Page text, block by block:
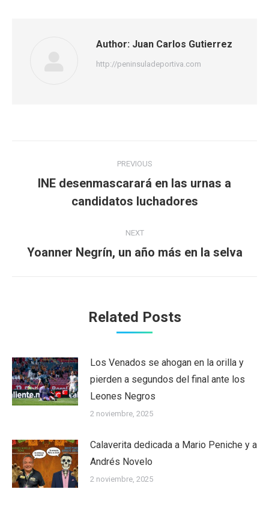
Author: Juan Carlos Gutierrez
http://peninsuladeportiva.com
navigation
PREVIOUS
Previous
post:
INE desenmascarará en las urnas a
candidatos luchadores
NEXT
Next
Yoanner Negrín, un año más en la selva
Related Posts
Los Venados se ahogan en la orilla y
pierden a segundos del final ante los
Leones Negros
2 noviembre, 2025
Calaverita dedicada a Mario Peniche y a
Andrés Novelo
2 noviembre, 2025